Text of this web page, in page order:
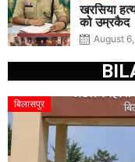
खरसिया
को उम्रकैद
August
बिलासपुर